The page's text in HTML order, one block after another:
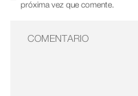
próxima vez que comente.